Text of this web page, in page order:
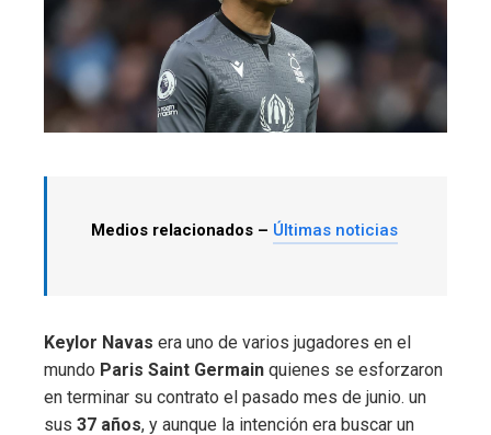
Medios relacionados – Últimas noticias
Keylor Navas era uno de varios jugadores en el
mundo Paris Saint Germain quienes se esforzaron
en terminar su contrato el pasado mes de junio. un
sus 37 años, y aunque la intención era buscar un